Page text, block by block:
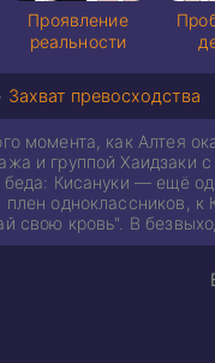
Проявление
реальности
Захват превосходства
момента, как Алтея
и группой Хаидзаки
беда: Кисануки — ещё
плен одноклассников,
свою кровь". В